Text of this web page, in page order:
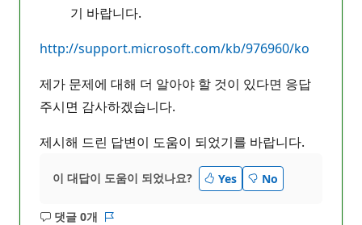
기 바랍니다.
http://support.microsoft.com/kb/976960/ko
제가 문제에 대해 더 알아야 할 것이 있다면 응답
주시면 감사하겠습니다.
제시해 드린 답변이 도움이 되었기를 바랍니다.
이 대답이 도움이 되었나요? Yes No
댓글 0개